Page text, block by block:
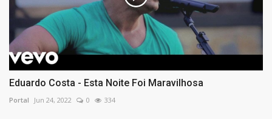
Eduardo Costa - Esta Noite Foi Maravilhosa
Portal Jun 24, 2022 0 334